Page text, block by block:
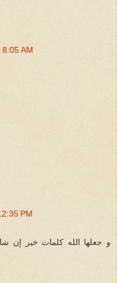
AM
PM
و جعلها الله كلمات خير إن